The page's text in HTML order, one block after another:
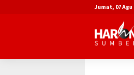
Jumat, 07 Agu